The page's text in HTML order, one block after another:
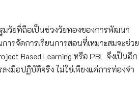
มวัยที่ถือเป็นช่วงวัยทองของการพัฒนา
ารจัดการเรียนการสอนที่เหมาะสมจะช่วย
Based Learning หรือ PBL จึงเป็นอีก
งมือปฏิบัติจริง ไม่ใช่เพียงแค่การท่องจำ